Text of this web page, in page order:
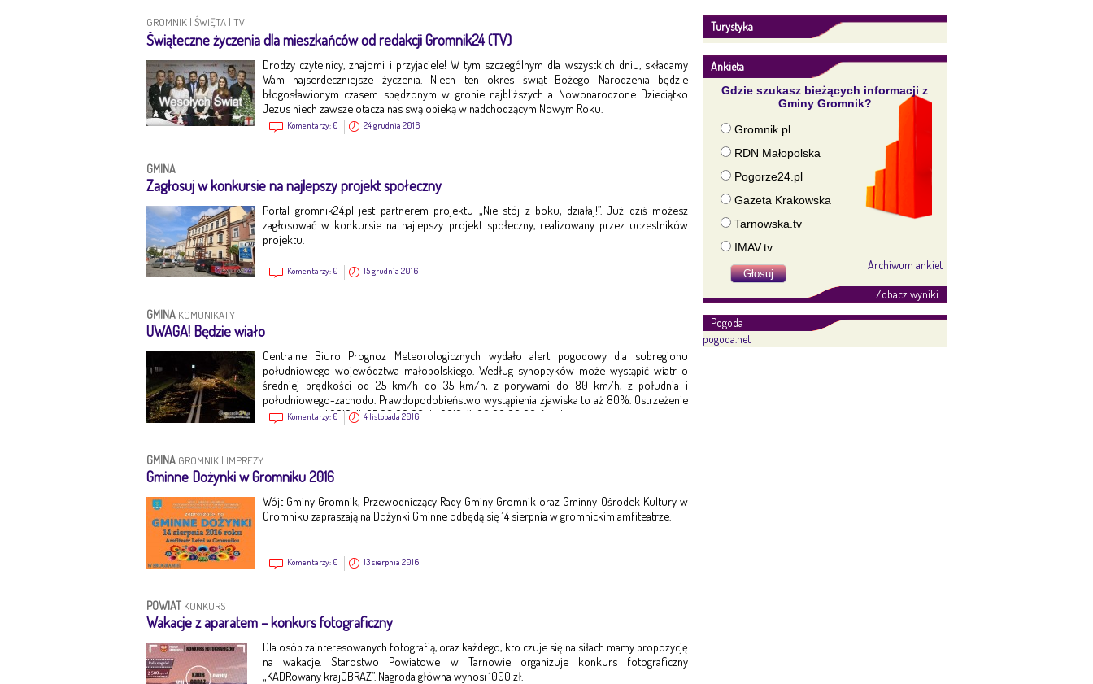
GROMNIK | ŚWIĘTA | TV
Świąteczne życzenia dla mieszkańców od redakcji Gromnik24 (TV)
Drodzy czytelnicy, znajomi i przyjaciele! W tym szczególnym dla wszystkich dniu, składamy
Wam najserdeczniejsze życzenia. Niech ten okres świąt Bożego Narodzenia będzie
błogosławionym czasem spędzonym w gronie najbliższych a Nowonarodzone Dzieciątko
Jezus niech zawsze otacza nas swą opieką w nadchodzącym Nowym Roku.
Komentarzy: 0 24 grudnia 2016
GMINA
Zagłosuj w konkursie na najlepszy projekt społeczny
Portal gromnik24.pl jest partnerem projektu „Nie stój z boku, działaj!”. Już dziś możesz
zagłosować w konkursie na najlepszy projekt społeczny, realizowany przez uczestników
projektu.
Komentarzy: 0 15 grudnia 2016
GMINA KOMUNIKATY
UWAGA! Będzie wiało
Centralne Biuro Prognoz Meteorologicznych wydało alert pogodowy dla subregionu
południowego województwa małopolskiego. Według synoptyków może wystąpić wiatr o
średniej prędkości od 25 km/h do 35 km/h, z porywami do 80 km/h, z południa i
południowego-zachodu. Prawdopodobieństwo wystąpienia zjawiska to aż 80%. Ostrzeżenie
jest ważne o d 2016-11-05 08:00:00 do 2016-11-06 00:00:00. fot. ilustracyjne
Komentarzy: 0 4 listopada 2016
GMINA GROMNIK | IMPREZY
Gminne Dożynki w Gromniku 2016
Wójt Gminy Gromnik, Przewodniczący Rady Gminy Gromnik oraz Gminny Ośrodek Kultury w
Gromniku zapraszają na Dożynki Gminne odbędą się 14 sierpnia w gromnickim amfiteatrze.
Komentarzy: 0 13 sierpnia 2016
POWIAT KONKURS
Wakacje z aparatem – konkurs fotograficzny
Dla osób zainteresowanych fotografią, oraz każdego, kto czuje się na siłach mamy propozycję
na wakacje. Starostwo Powiatowe w Tarnowie organizuje konkurs fotograficzny
„KADRowany krajOBRAZ”. Nagroda główna wynosi 1000 zł.
Turystyka
Ankieta
Gdzie szukasz bieżących informacji z
Gminy Gromnik?
Gromnik.pl
RDN Małopolska
Pogorze24.pl
Gazeta Krakowska
Tarnowska.tv
IMAV.tv
Zobacz wyniki
Archiwum ankiet
Pogoda
pogoda.net